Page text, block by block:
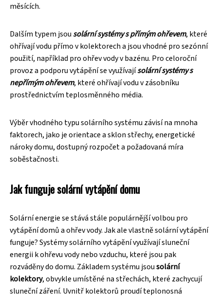
měsících.
Dalším typem jsousolární systémy s přímým ohřevem, které
ohřívají vodu přímo v kolektorech a jsou vhodné pro sezónní
použití, například pro ohřev vody v bazénu. Pro celoroční
provoz a podporu vytápění se využívajísolární systémy s
nepřímým ohřevem, které ohřívají vodu v zásobníku
prostřednictvím teplosměnného média.
Výběr vhodného typu solárního systému závisí na mnoha
faktorech, jako je orientace a sklon střechy, energetické
nároky domu, dostupný rozpočet a požadovaná míra
soběstačnosti.
Jak funguje solární vytápění domu
Solární energie se stává stále populárnější volbou pro
vytápění domů a ohřev vody. Jak ale vlastně solární vytápění
funguje? Systémy solárního vytápění využívají sluneční
energii k ohřevu vody nebo vzduchu, které jsou pak
rozváděny do domu. Základem systému jsousolární
kolektory, obvykle umístěné na střechách, které zachycují
sluneční záření. Uvnitř kolektorů proudí teplonosná